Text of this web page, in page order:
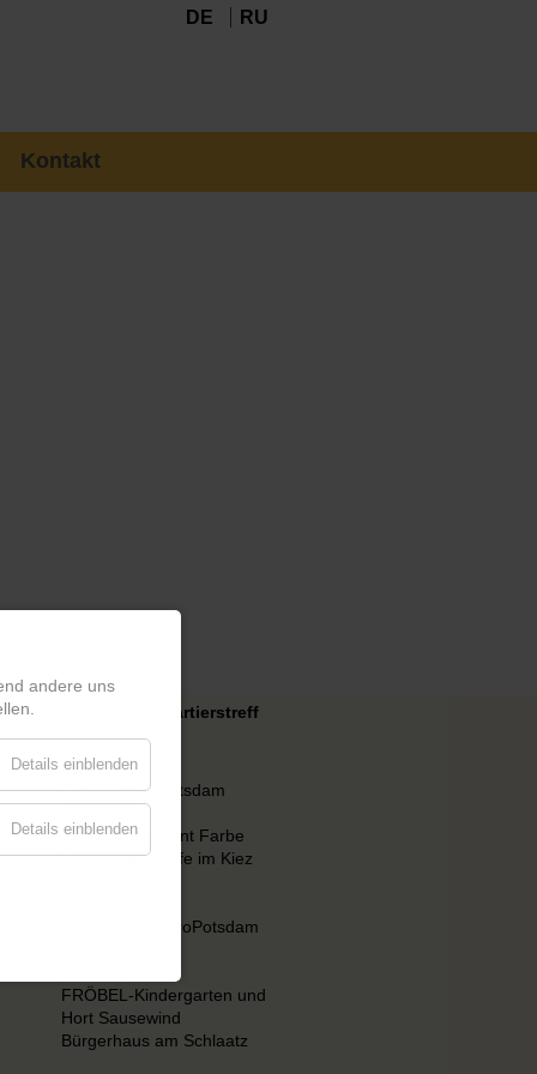
DE RU
Kontakt
Links
Ehrenamt in Potsdam
Potsdam bekennt Farbe
Potsdamer Köpfe im Kiez
Soziale Stadt ProPotsdam
FRÖBEL-Kindergarten und
Hort Sausewind
Bürgerhaus am Schlaatz
andere uns
Details einblenden
Details einblenden